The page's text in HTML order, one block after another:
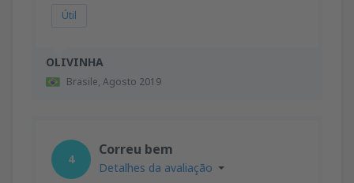
OLIVINHA
Brasile, Agosto 2019
Útil
4
Correu bem
Detalhes da avaliação